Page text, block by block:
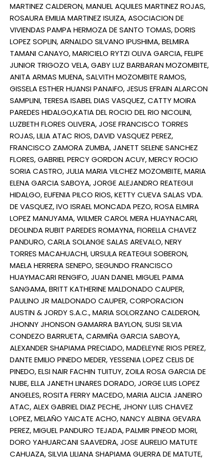
MARTINEZ CALDERON, MANUEL AQUILES MARTINEZ ROJAS,
ROSAURA EMILIA MARTINEZ ISUIZA, ASOCIACION DE
VIVIENDAS PAMPA HERMOZA DE SANTO TOMAS, DORIS
LOPEZ SOPLIN, ARNALDO SILVANO IPUSHIMA, BELMIRA
TAMANI CANAYO, MARICIELO RYTZI OLIVA GARCIA, FELIPE
JUNIOR TRIGOZO VELA, GABY LUZ BARBARAN MOZOMBITE,
ANITA ARMAS MUENA, SALVITH MOZOMBITE RAMOS,
GISSELA ESTHER HUANSI PANAIFO, JESUS EFRAIN ALARCON
SAMPLINI, TERESA ISABEL DIAS VASQUEZ, CATTY MOIRA
PAREDES HIDALGO,KATIA DEL ROCIO DEL RIO NICOLINI,
LUZBETH FLORES OLIVERA, JOSE FRANCISCO TORRES
ROJAS, LILIA ATAC RIOS, DAVID VASQUEZ PEREZ,
FRANCISCO ZAMORA ZUMBA, JANETT SELENE SANCHEZ
FLORES, GABRIEL PERCY GORDON ACUY, MERCY ROCIO
SORIA CASTRO, JULIA MARIA VILCHEZ MOZOMBITE, MARIA
ELENA GARCIA SABOYA, JORGE ALEJANDRO REATEGUI
HIDALGO, EUFENIA PILCO RIOS, KETTY CUEVA SALAS VDA.
DE VASQUEZ, IVO ISRAEL MONCADA PEZO, ROSA ELMIRA
LOPEZ MANUYAMA, WILMER CAROL MERA HUAYNACARI,
DEOLINDA RUBIT PAREDES ROMAYNA, FIORELLA CHAVEZ
PANDURO, CARLA SOLANGE SALAS AREVALO, NERY
TORRES MACAHUACHI, URSULA REATEGUI SOBERON,
MAELA HERRERA SENEPO, SEGUNDO FRANCISCO
HUAYMACARI RENGIFO, JUAN DANIEL MIGUEL PAIMA
SANGAMA, BRITT KATHERINE MALDONADO CAUPER,
PAULINO JR MALDONADO CAUPER, CORPORACION
AUSTIN & JORDY S.A.C., MARIA SOLORZANO CALDERON,
JHONNY JHONSON GAMARRA BAYLON, SUSI SILVIA
CONDEZO BARRUETA, CARMIÑA GARCIA SABOYA,
ALEXANDER SHAPIAMA PRECIADO, MADELEYNE RIOS PEREZ,
DANTE EMILIO PINEDO MEDER, YESSENIA LOPEZ CELIS DE
PINEDO, ELSI NAIR FACHIN TUITUY, ZOILA ROSA GARCIA DE
NUBE, ELLA JANETH LINARES DORADO, JORGE LUIS LOPEZ
ANGELES, ROSITA FERRY MACEDO, MARIA ALICIA JANEIRO
ATAC, ALEX GABRIEL DIAZ PECHE, JHONY LUIS CHAVEZ
LOPEZ, MELAÑO YAICATE ACHO, NANCY ALBINA GEVARA
PEREZ, MIGUEL PANDURO TEJADA, PALMIR PINEOD MORI,
DORO YAHUARCANI SAAVEDRA, JOSE AURELIO MATUTE
CAHUAZA, SILVIA LILIANA SHAPIAMA GUERRA DE MATUTE,